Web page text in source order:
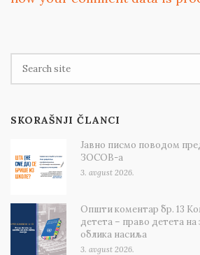
SKORAŠNJI ČLANCI
Јавно писмо поводом
ЗОСОВ-а
3. avgust 2026.
Општи коментар бр. 13
детета – право детета
облика насиља
3. avgust 2026.